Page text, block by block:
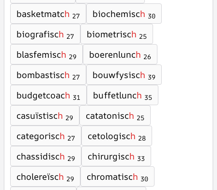
basketmatch 27 biochemisch 30
biografisch 27 biometrisch 25
blasfemisch 29 boerenlunch 26
bombastisch 27 bouwfysisch 39
budgetcoach 31 buffetlunch 35
casuïstisch 29 catatonisch 25
categorisch 27 cetologisch 28
chassidisch 29 chirurgisch 33
cholereïsch 29 chromatisch 30